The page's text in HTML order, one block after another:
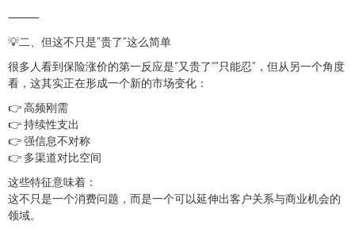
⸻
💡二、但这不只是“贵了”这么简单
很多人看到保险涨价的第一反应是“又贵了”“只能忍”，但从另一个角度
看，这其实正在形成一个新的市场变化：
👉 高频刚需
👉 持续性支出
👉 强信息不对称
👉 多渠道对比空间
这些特征意味着：
这不只是一个消费问题，而是一个可以延伸出客户关系与商业机会的
领域。